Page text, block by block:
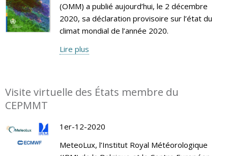
(OMM) a publié aujourd’hui, le 2 décembre
2020, sa déclaration provisoire sur l’état du
climat mondial de l’année 2020.
Lire plus
Visite virtuelle des États membre du
CEPMMT
1er-12-2020
MeteoLux, l’Institut Royal Météorologique